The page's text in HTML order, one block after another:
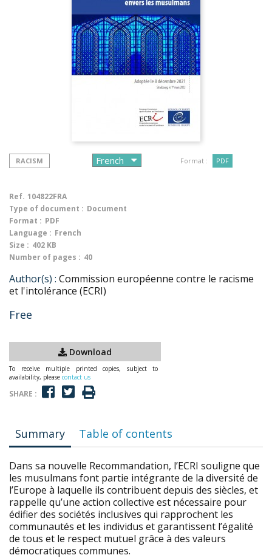
RACISM Format : PDF
Ref. 104822FRA
Type of document : Document
Format : PDF
Language : French
Size : 402 KB
Number of pages : 40
Author(s) : Commission européenne contre le racisme
et l'intolérance (ECRI)
Free
Download
To receive multiple printed copies, subject to
availability, please contact us
SHARE :
Summary Table of contents
Dans sa nouvelle Recommandation, l’ECRI souligne que
les musulmans font partie intégrante de la diversité de
l’Europe à laquelle ils contribuent depuis des siècles, et
rappelle qu’une action collective est nécessaire pour
édifier des sociétés inclusives qui rapprochent les
communautés et les individus et garantissent l’égalité
de tous et le respect mutuel grâce à des valeurs
démocratiques communes.